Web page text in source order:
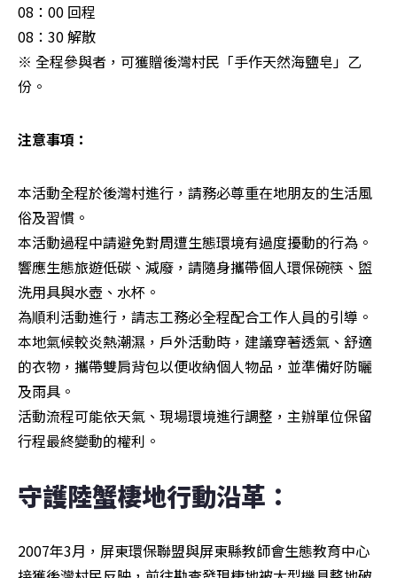
08：00 回程
08：30 解散
※ 全程參與者，可獲贈後灣村民「手作天然海鹽皂」乙
份。
注意事項：
本活動全程於後灣村進行，請務必尊重在地朋友的生活風
俗及習慣。
本活動過程中請避免對周遭生態環境有過度擾動的行為。
響應生態旅遊低碳、減廢，請隨身攜帶個人環保碗筷、盥
洗用具與水壺、水杯。
為順利活動進行，請志工務必全程配合工作人員的引導。
本地氣候較炎熱潮濕，戶外活動時，建議穿著透氣、舒適
的衣物，攜帶雙肩背包以便收納個人物品，並準備好防曬
及雨具。
活動流程可能依天氣、現場環境進行調整，主辦單位保留
行程最終變動的權利。
守護陸蟹棲地行動沿革：
2007年3月，屏東環保聯盟與屏東縣教師會生態教育中心